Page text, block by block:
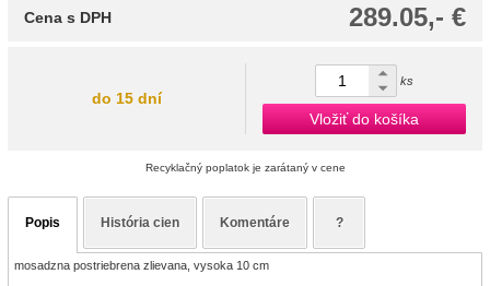
289.05,- €
Cena s DPH
do 15 dní
ks
Vložiť do košíka
Recyklačný poplatok je zarátaný v cene
Popis História cien Komentáre ?
mosadzna postriebrena zlievana, vysoka 10 cm